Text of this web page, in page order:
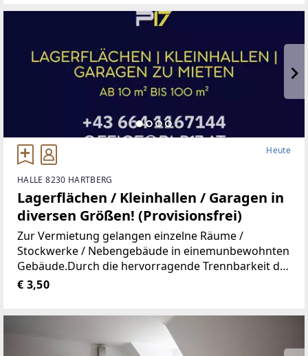
Heute
HALLE 8230 HARTBERG
Lagerflächen / Kleinhallen / Garagen in
diversen Größen! (Provisionsfrei)
Zur Vermietung gelangen einzelne Räume /
Stockwerke / Nebengebäude in einemunbewohnten
Gebäude.Durch die hervorragende Trennbarkeit der
Räumlichkeiten, stehen Ihnen Größen vonca. 10 m²
€ 3,50